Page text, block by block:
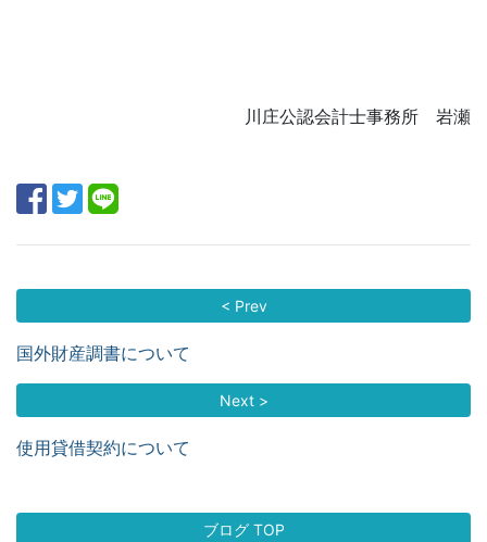
川庄公認会計士事務所 岩瀬
< Prev
国外財産調書について
Next >
使用貸借契約について
ブログ TOP